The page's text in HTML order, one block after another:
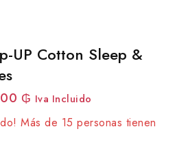
UP Cotton Sleep &
₲ Iva Incluido
en las últimas 19 horas
Más de 15 personas tienen